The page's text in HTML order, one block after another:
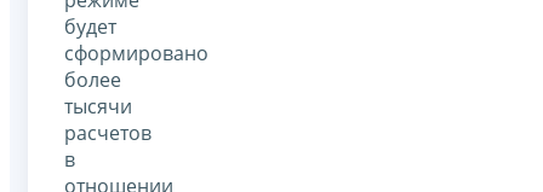
будет
сформировано
более
тысячи
расчетов
в
отношении